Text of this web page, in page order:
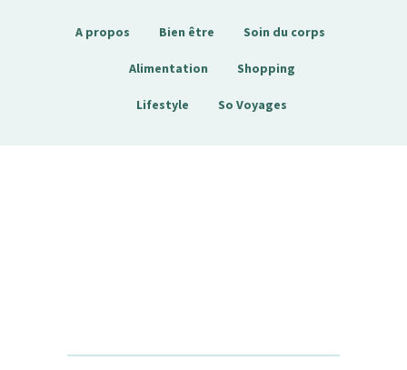
A propos Bien être Soin du corps
Alimentation Shopping
Lifestyle So Voyages